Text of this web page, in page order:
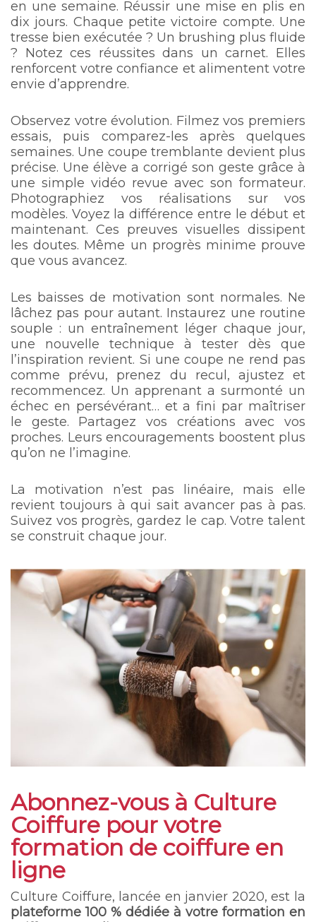
en une semaine. Réussir une mise en plis en
dix jours. Chaque petite victoire compte. Une
tresse bien exécutée ? Un brushing plus fluide
? Notez ces réussites dans un carnet. Elles
renforcent votre confiance et alimentent votre
envie d’apprendre.
Observez votre évolution. Filmez vos premiers
essais, puis comparez-les après quelques
semaines. Une coupe tremblante devient plus
précise. Une élève a corrigé son geste grâce à
une simple vidéo revue avec son formateur.
Photographiez vos réalisations sur vos
modèles. Voyez la différence entre le début et
maintenant. Ces preuves visuelles dissipent
les doutes. Même un progrès minime prouve
que vous avancez.
Les baisses de motivation sont normales. Ne
lâchez pas pour autant. Instaurez une routine
souple : un entraînement léger chaque jour,
une nouvelle technique à tester dès que
l’inspiration revient. Si une coupe ne rend pas
comme prévu, prenez du recul, ajustez et
recommencez. Un apprenant a surmonté un
échec en persévérant… et a fini par maîtriser
le geste. Partagez vos créations avec vos
proches. Leurs encouragements boostent plus
qu’on ne l’imagine.
La motivation n’est pas linéaire, mais elle
revient toujours à qui sait avancer pas à pas.
Suivez vos progrès, gardez le cap. Votre talent
se construit chaque jour.
Abonnez-vous à Culture
Coiffure pour votre
formation de coiffure en
ligne
Culture Coiffure, lancée en janvier 2020, est la
plateforme 100 % dédiée à votre formation en